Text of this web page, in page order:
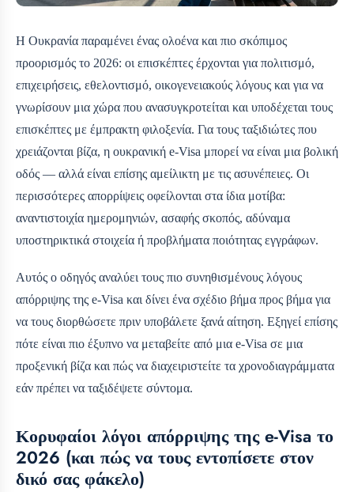
Η Ουκρανία παραμένει ένας ολοένα και πιο σκόπιμος
προορισμός το 2026: οι επισκέπτες έρχονται για πολιτισμό,
επιχειρήσεις, εθελοντισμό, οικογενειακούς λόγους και για να
γνωρίσουν μια χώρα που ανασυγκροτείται και υποδέχεται τους
επισκέπτες με έμπρακτη φιλοξενία. Για τους ταξιδιώτες που
χρειάζονται βίζα, η ουκρανική e-Visa μπορεί να είναι μια βολική
οδός — αλλά είναι επίσης αμείλικτη με τις ασυνέπειες. Οι
περισσότερες απορρίψεις οφείλονται στα ίδια μοτίβα:
αναντιστοιχία ημερομηνιών, ασαφής σκοπός, αδύναμα
υποστηρικτικά στοιχεία ή προβλήματα ποιότητας εγγράφων.
Αυτός ο οδηγός αναλύει τους πιο συνηθισμένους λόγους
απόρριψης της e-Visa και δίνει ένα σχέδιο βήμα προς βήμα για
να τους διορθώσετε πριν υποβάλετε ξανά αίτηση. Εξηγεί επίσης
πότε είναι πιο έξυπνο να μεταβείτε από μια e-Visa σε μια
προξενική βίζα και πώς να διαχειριστείτε τα χρονοδιαγράμματα
εάν πρέπει να ταξιδέψετε σύντομα.
Κορυφαίοι λόγοι απόρριψης της e-Visa το
2026 (και πώς να τους εντοπίσετε στον
δικό σας φάκελο)